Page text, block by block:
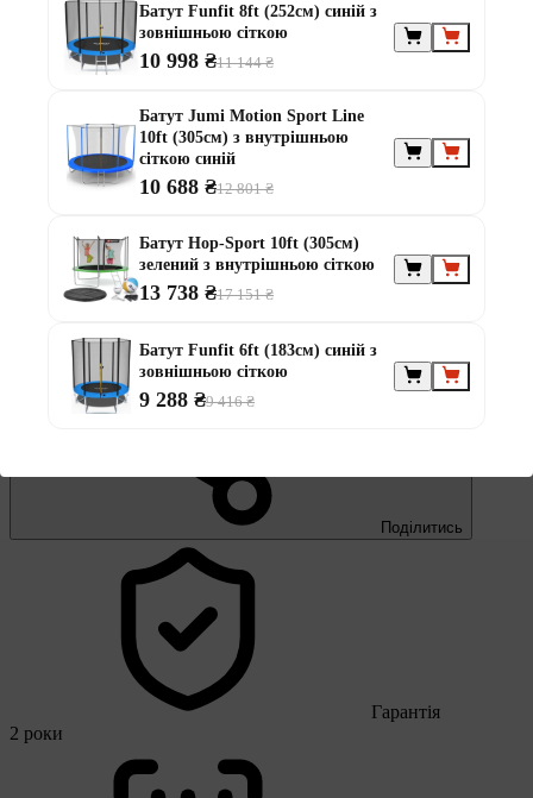
Поділитись
Гарантія
2 роки
Батут Funfit 8ft (252см) синій з
зовнішньою сіткою
10 998 ₴11 144 ₴
Батут Jumi Motion Sport Line
10ft (305см) з внутрішньою
сіткою синій
10 688 ₴12 801 ₴
Батут Hop-Sport 10ft (305см)
зелений з внутрішньою сіткою
13 738 ₴17 151 ₴
Батут Funfit 6ft (183см) синій з
зовнішньою сіткою
9 288 ₴9 416 ₴